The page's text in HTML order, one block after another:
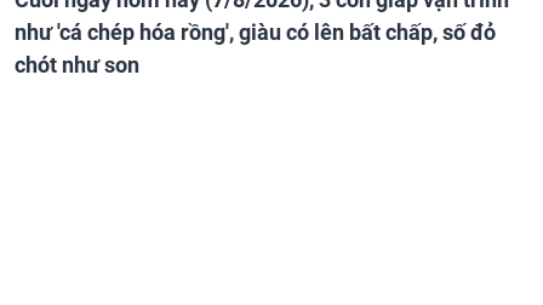
như 'cá chép hóa rồng', giàu có lên bất chấp, số đỏ
chót như son